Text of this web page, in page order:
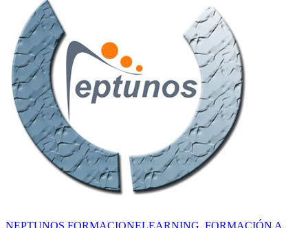
NEPTUNOS FORMACIONELEARNING. FORMACIÓN A